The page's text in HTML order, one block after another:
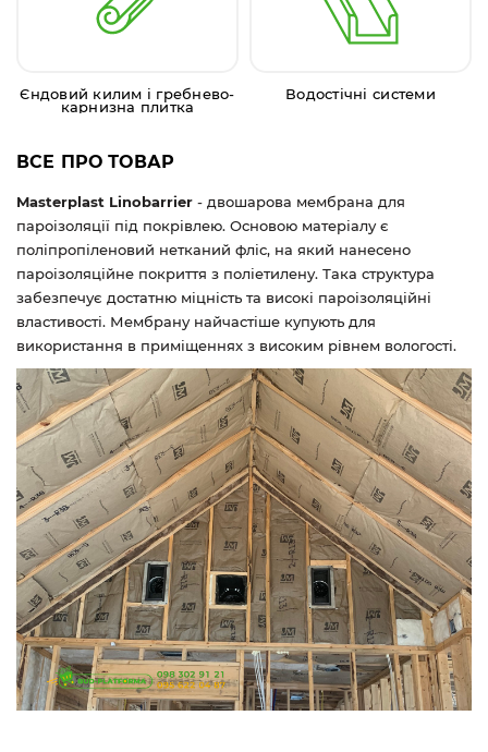
Єндовий килим і гребнево-
карнизна плитка
Водостічні системи
ВСЕ ПРО ТОВАР
Masterplast Linobarrier - двошарова мембрана для
пароізоляції під покрівлею. Основою матеріалу є
поліпропіленовий нетканий фліс, на який нанесено
пароізоляційне покриття з поліетилену. Така структура
забезпечує достатню міцність та високі пароізоляційні
властивості. Мембрану найчастіше купують для
використання в приміщеннях з високим рівнем вологості.